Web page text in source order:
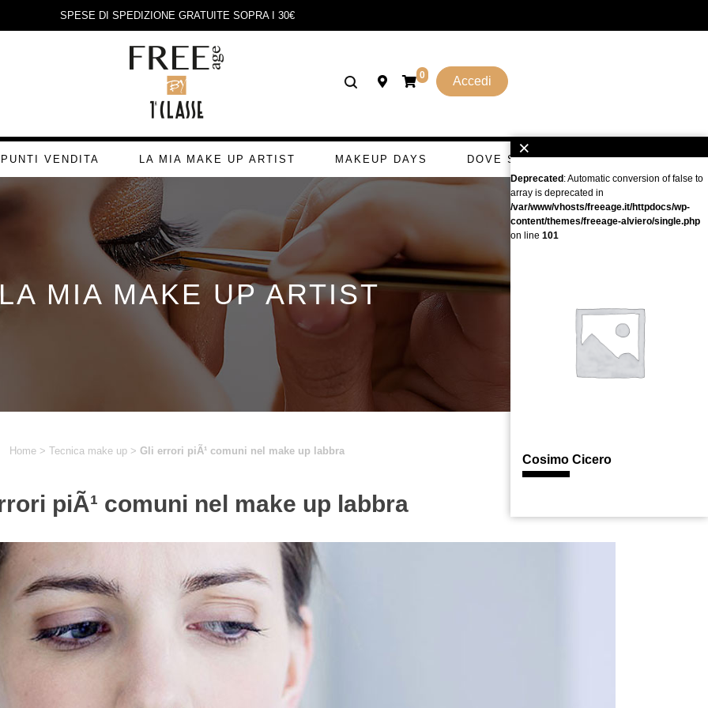
SPESE DI SPEDIZIONE GRATUITE SOPRA I 30€
0 Accedi
PUNTI VENDITA LA MIA MAKE UP ARTIST MAKEUP DAYS DOVE SI GETTA
MIA MAKE UP ARTIST
Home > Tecnica make up > Gli errori piÃ¹ comuni nel make up labbra
piÃ¹ comuni nel make up labbra
×
Deprecated : Automatic conversion of false to
array is deprecated in
/var/www/vhosts/freeage.it/httpdocs/wp-
content/themes/freeage-alviero/single.php
on line 101
Cosimo Cicero